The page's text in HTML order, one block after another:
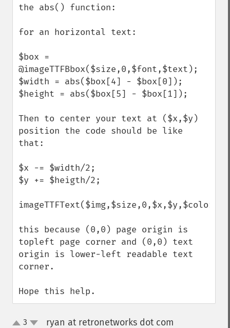
the abs() function:
for an horizontal text:
$box =
@imageTTFBbox($size,0,$font,$text);
$width = abs($box[4] - $box[0]);
$height = abs($box[5] - $box[1]);
Then to center your text at ($x,$y)
position the code should be like
that:
$x -= $width/2;
$y += $heigth/2;
this because (0,0) page origin is
topleft page corner and (0,0) text
origin is lower-left readable text
corner.
Hope this help.
3 ryan at retronetworks dot com